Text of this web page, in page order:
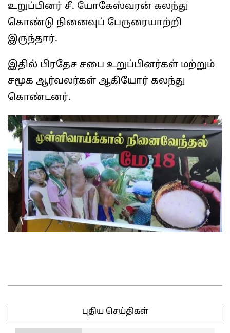
உறுப்பினர் சீ. யோகேஸ்வரன் கலந்து
கொண்டு நினைவுப் பேருரையாற்றி
இருந்தார்.
இதில் பிரதேச சபை உறுப்பினர்கள் மற்றும்
சமூக ஆர்வலர்கள் ஆகியோர் கலந்து
கொண்டனர்.
05-
புதிய செய்திகள்